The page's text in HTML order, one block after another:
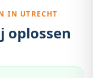
IN UTRECHT
oplossen